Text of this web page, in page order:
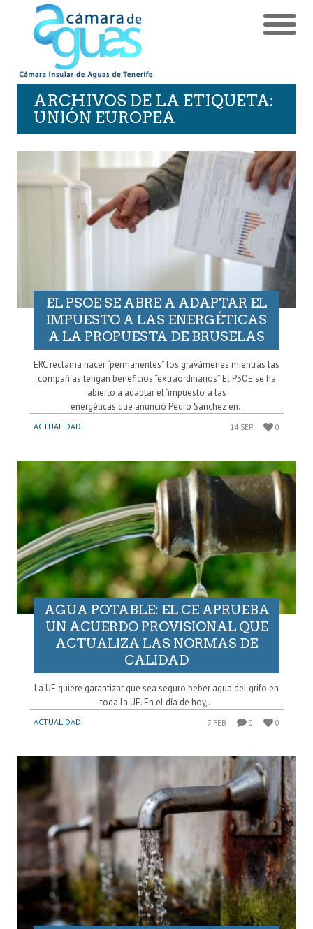
ARCHIVOS DE LA ETIQUETA:
UNIÓN EUROPEA
EL PSOE SE ABRE A ADAPTAR EL
IMPUESTO A LAS ENERGÉTICAS
A LA PROPUESTA DE BRUSELAS
ERC reclama hacer “permanentes” los gravámenes mientras las
compañías tengan beneficios “extraordinarios” El PSOE se ha
abierto a adaptar el ‘impuesto’ a las
energéticas que anunció Pedro Sánchez en..
ACTUALIDAD 14 SEP 0
AGUA POTABLE: EL CE APRUEBA
UN ACUERDO PROVISIONAL QUE
ACTUALIZA LAS NORMAS DE
CALIDAD
La UE quiere garantizar que sea seguro beber agua del grifo en
toda la UE. En el día de hoy,..
ACTUALIDAD 7 FEB 0 0